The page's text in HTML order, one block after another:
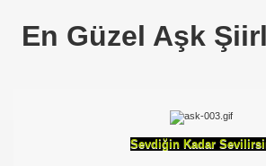
En Güzel Aşk
Sevdiğin Kadar